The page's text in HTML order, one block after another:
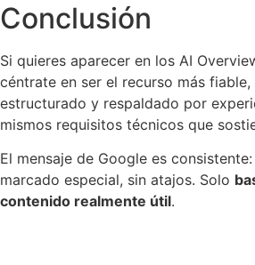
Conclusión
Si quieres aparecer en los AI
céntrate en ser el recurso más
estructurado y respaldado por
mismos requisitos técnicos que
El mensaje de Google es
marcado especial, sin atajos. Solo
contenido realmente útil.